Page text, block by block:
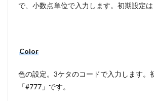
で、小数点単位で入力します。初期設定は
Color
色の設定。3ケタのコードで入力します。
「#777」です。